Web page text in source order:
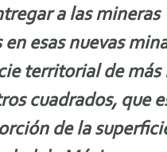
a las mineras
esas nuevas
territorial de más
cuadrados, que
de la